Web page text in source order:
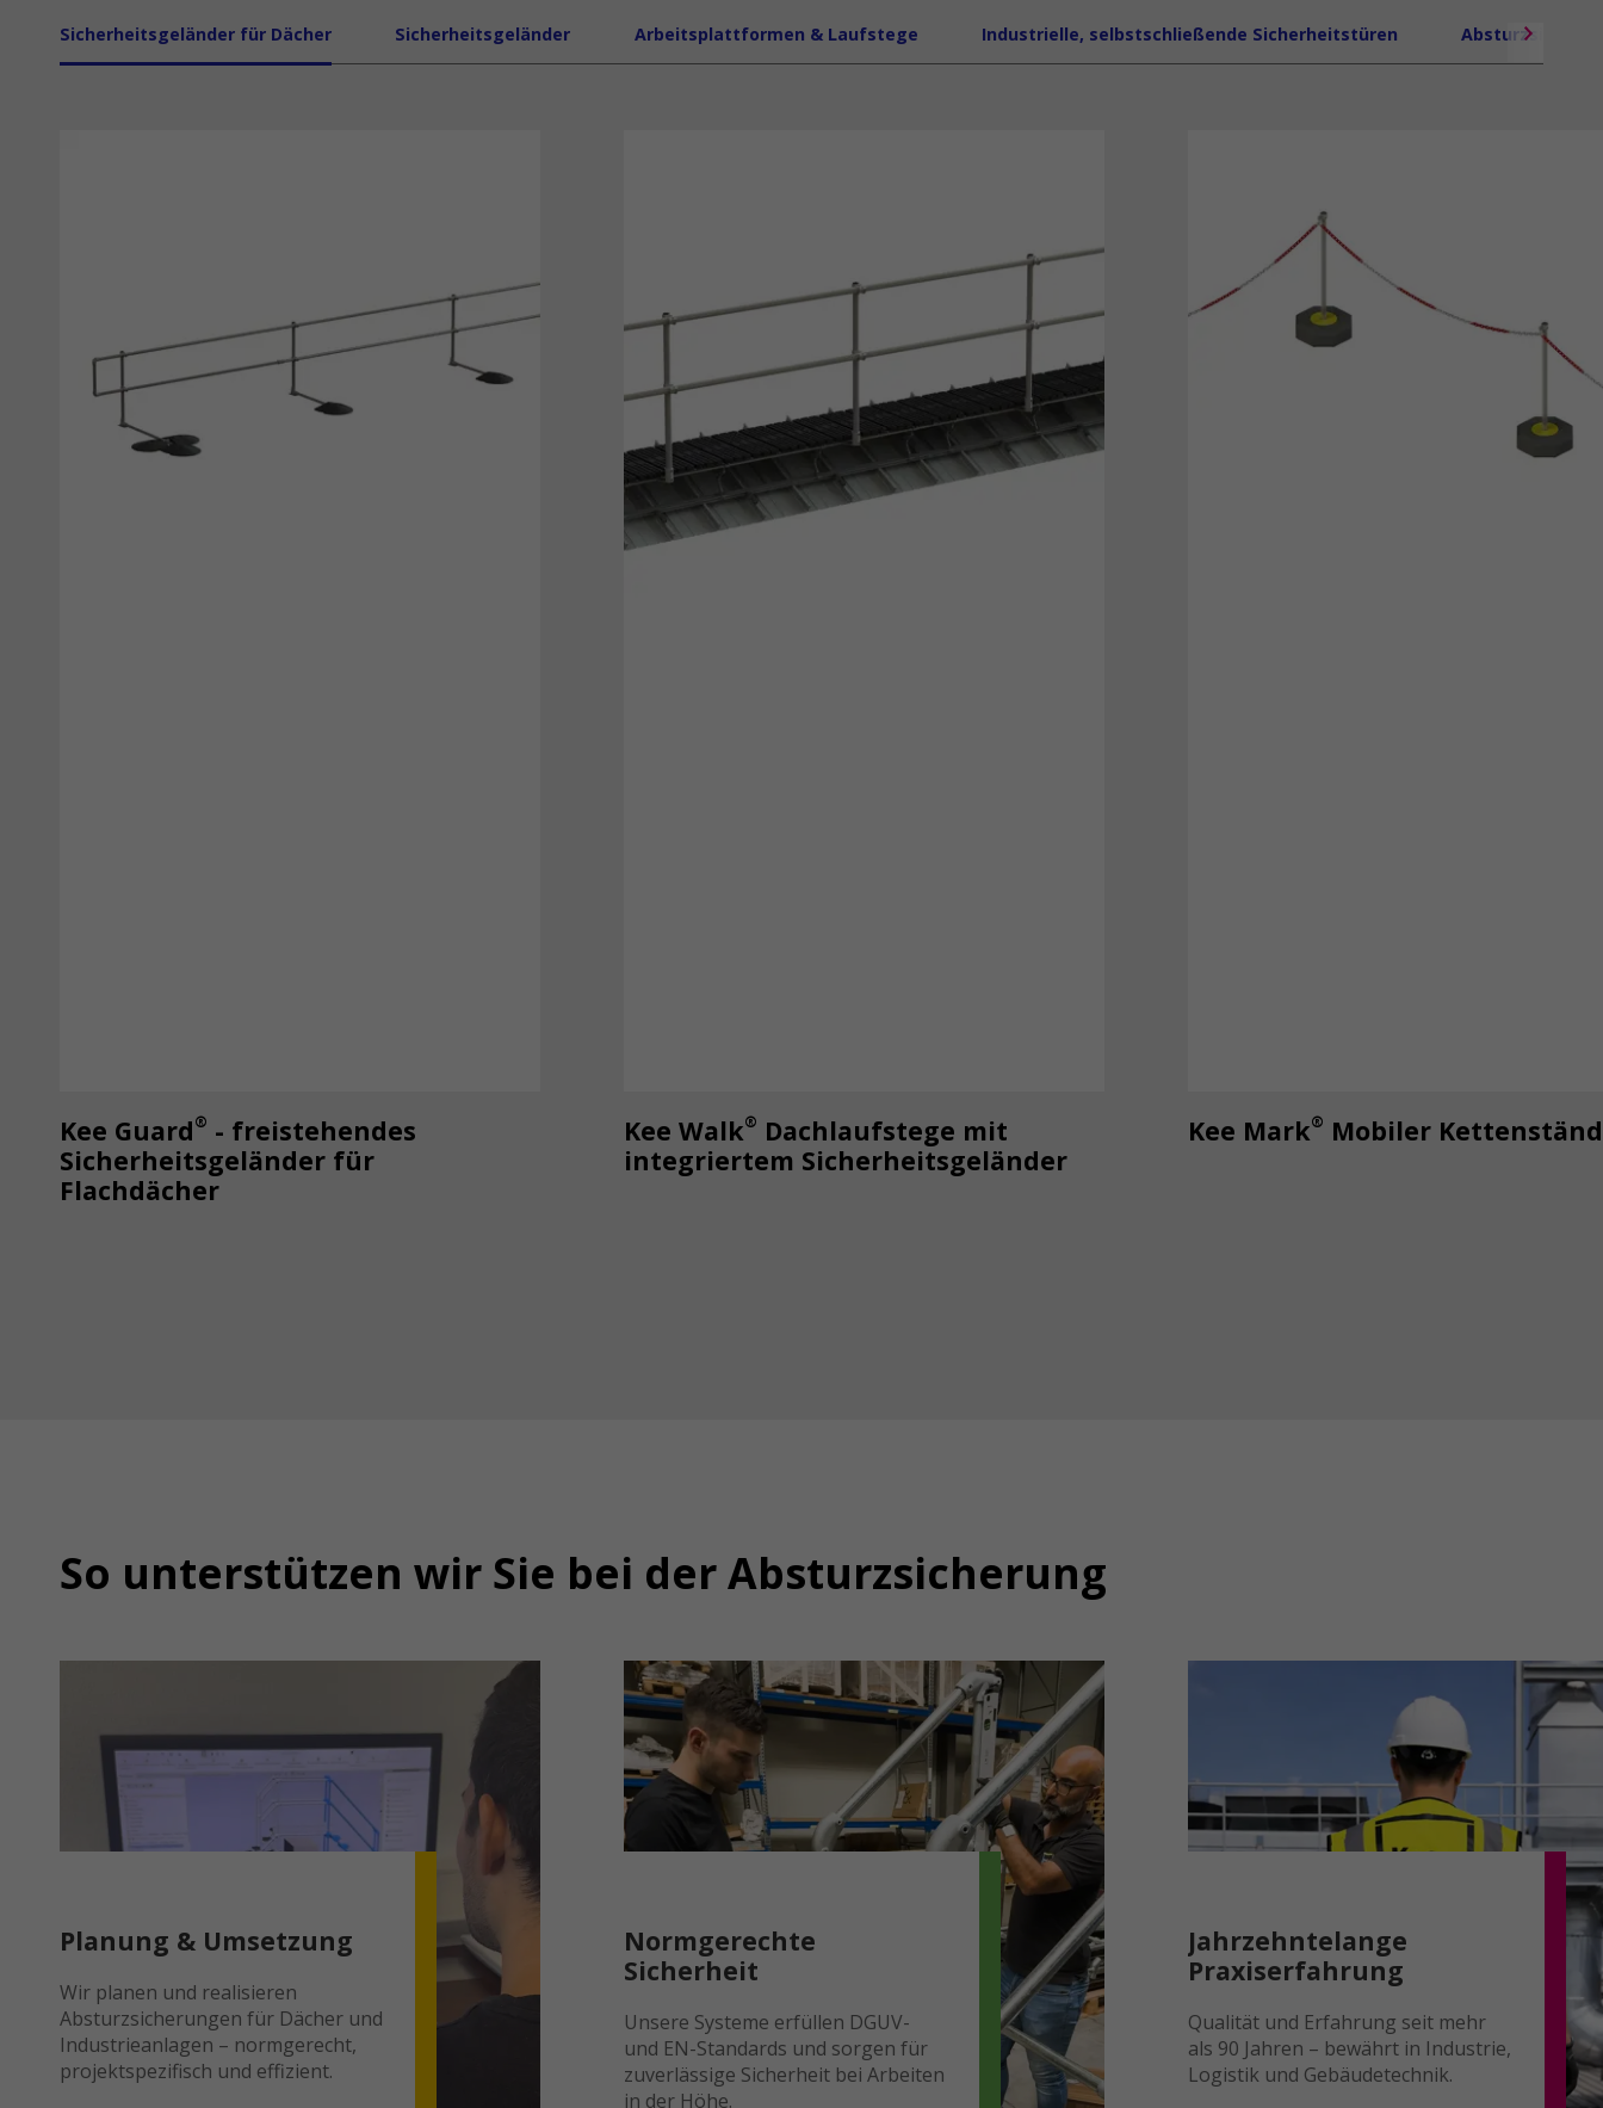
Sicherheitsgeländer für Dächer Sicherheitsgeländer Arbeitsplattformen & Laufstege Industrielle, selbstschließende Sicherheitstüren
Kee Guard® - freistehendes
Sicherheitsgeländer für
Flachdächer
Kee Walk® Dachlaufstege mit
integriertem Sicherheitsgeländer
Kee Mark® Mobiler
So unterstützen wir Sie bei der Absturzsicherung
Planung & Umsetzung
Wir planen und realisieren
Absturzsicherungen für Dächer und
Industrieanlagen – normgerecht,
projektspezifisch und effizient.
Normgerechte
Sicherheit
Unsere Systeme erfüllen DGUV-
und EN-Standards und sorgen für
zuverlässige Sicherheit bei Arbeiten
in der Höhe.
Jahrzehntelange
Praxiserfahrung
Qualität und Erfahrung seit mehr
als 90 Jahren – bewährt in Industrie,
Logistik und Gebäudetechnik.